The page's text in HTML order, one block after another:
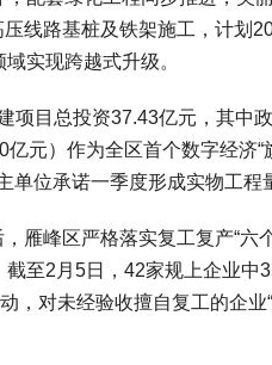
线路基桩及铁架施工，计划
实现跨越式升级。
项目总投资37.43亿元，其中
元）作为全区首个数字经济
位承诺一季度形成实物工程
雁峰区严格落实复工复产“
至2月5日，42家规上企业中
对未经验收擅自复工的企业“